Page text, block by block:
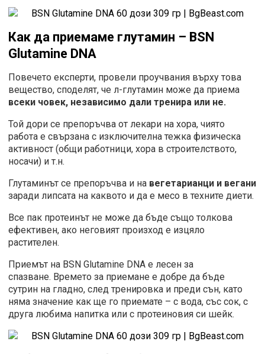
Как да приемаме глутамин – BSN
Glutamine DNA
Повечето експерти, провели проучвания върху това
вещество, споделят, че л-глутамин може да приема
всеки човек, независимо дали тренира или не.
Той дори се препоръчва от лекари на хора, чиято
работа е свързана с изключителна тежка физическа
активност (общи работници, хора в строителството,
носачи) и т.н.
Глутаминът се препоръчва и на вегетарианци и вегани
заради липсата на каквото и да е месо в техните диети.
Все пак протеинът не може да бъде също толкова
ефективен, ако неговият произход е изцяло
растителен.
Приемът на BSN Glutamine DNA е лесен за
спазване. Времето за приемане е добре да бъде
сутрин на гладно, след тренировка и преди сън, като
няма значение как ще го приемате – с вода, със сок, с
друга любима напитка или с протеиновия си шейк.